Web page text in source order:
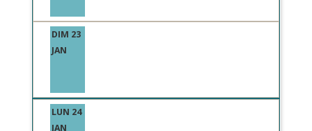
DIM 23
JAN
LUN 24
JAN